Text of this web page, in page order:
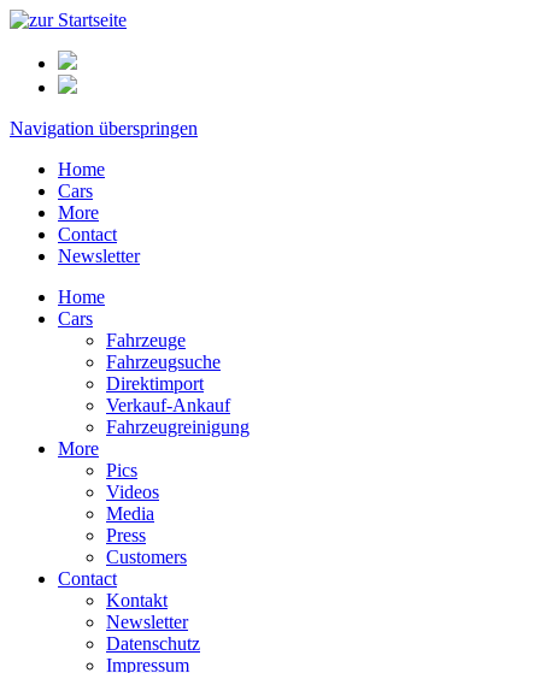
Navigation überspringen
Home
Cars
More
Contact
Newsletter
Home
Cars
Fahrzeuge
Fahrzeugsuche
Direktimport
Verkauf-Ankauf
Fahrzeugreinigung
More
Pics
Videos
Media
Press
Customers
Contact
Kontakt
Newsletter
Datenschutz
Impressum